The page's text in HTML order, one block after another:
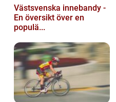
Västsvenska innebandy -
En översikt över en
populä...